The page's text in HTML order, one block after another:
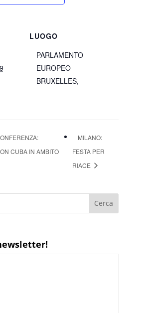
LUOGO
PARLAMENTO
EUROPEO
BRUXELLES,
CUBA IN AMBITO
MILANO:
FESTA PER
RIACE